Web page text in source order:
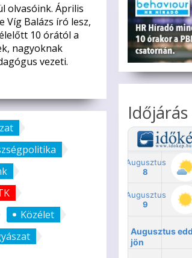
olvasóink. Április
Víg Balázs író lesz,
10 órától a
nagyoknak
vezeti.
Közélet
Időjárás